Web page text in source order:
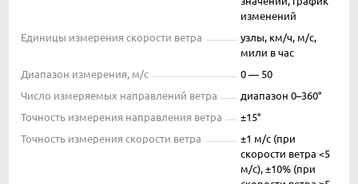
изменений
Единицы измерения скорости ветра
узлы, км/ч, м/с,
мили в час
Диапазон измерения, м/с
0 — 50
Число измеряемых направлений ветра
диапазон 0–360°
Точность измерения направления ветра
±15°
Точность измерения скорости ветра
±1 м/с (при
скорости ветра <5
м/с), ±10% (при